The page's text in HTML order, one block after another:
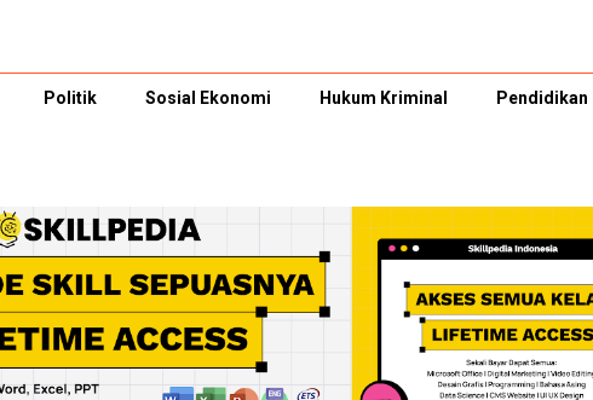
Politik Sosial Ekonomi Hukum Kriminal Pendidikan